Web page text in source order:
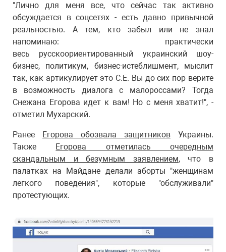
"Лично для меня все, что сейчас так активно
обсуждается в соцсетях - есть давно привычной
реальностью. А тем, кто забыл или не знал
напоминаю: практически
весь русскоориентированный украинский шоу-
бизнес, политикум, бизнес-истеблишмент, мыслит
так, как артикулирует это С.Е. Вы до сих пор верите
в возможность диалога с малороссами? Тогда
Снежана Егорова идет к вам! Но с меня хватит!", -
отметил Мухарский.
Ранее Егорова обозвала защитников Украины.
Также Егорова отметилась очередным
скандальным и безумным заявлением, что в
палатках на Майдане делали аборты "женщинам
легкого поведения", которые "обслуживали"
протестующих.